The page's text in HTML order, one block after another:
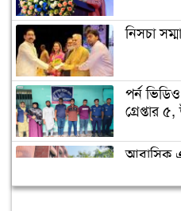
নিসচা
পর্ন
গ্রেপ্তার
আবাসিক